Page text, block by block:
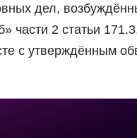
дел,
части 2 статьи
с утверждённым